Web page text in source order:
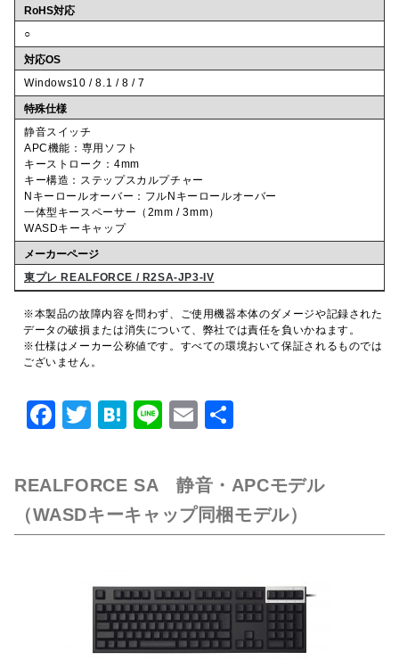
RoHS対応
○
対応OS
Windows10 / 8.1 / 8 / 7
特殊仕様
静音スイッチ
APC機能：専用ソフト
キーストローク：4mm
キー構造：ステップスカルプチャー
Nキーロールオーバー：フルNキーロールオーバー
一体型キースペーサー（2mm / 3mm）
WASDキーキャップ
メーカーページ
東プレ REALFORCE / R2SA-JP3-IV
※本製品の故障内容を問わず、ご使用機器本体のダメージや記録された
データの破損または消失について、弊社では責任を負いかねます。
※仕様はメーカー公称値です。すべての環境おいて保証されるものでは
ございません。
F
c
e
b
T
it
te
r
H
e
n
a
Li
e
E
ai
l
REALFORCE SA 静音・APCモデル
（WASDキーキャップ同梱モデル）